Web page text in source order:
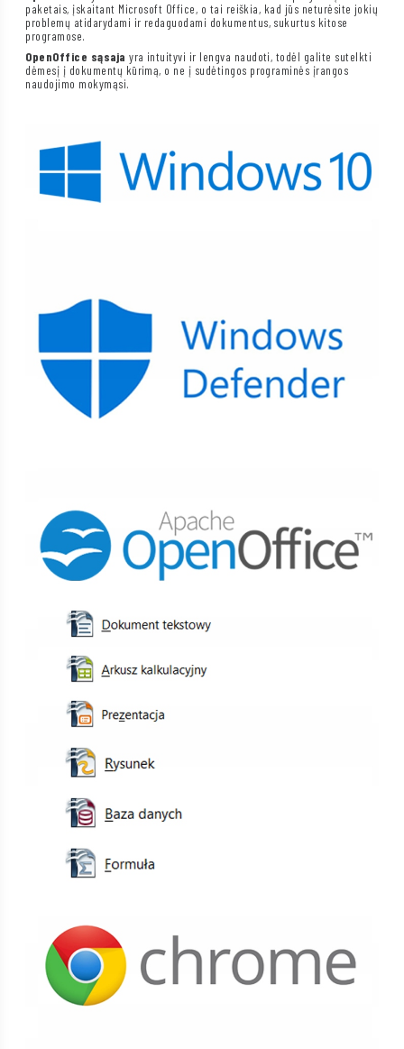
paketais, įskaitant Microsoft Office, o tai reiškia, kad jūs neturėsite jokių
problemų atidarydami ir redaguodami dokumentus, sukurtus kitose
programose.
OpenOffice sąsaja yra intuityvi ir lengva naudoti, todėl galite sutelkti
dėmesį į dokumentų kūrimą, o ne į sudėtingos programinės įrangos
naudojimo mokymąsi.